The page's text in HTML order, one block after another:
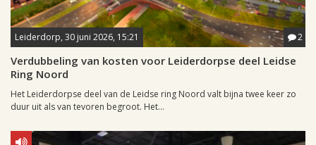
Leiderdorp, 30 juni 2026, 15:21 2
Verdubbeling van kosten voor Leiderdorpse deel Leidse
Ring Noord
Het Leiderdorpse deel van de Leidse ring Noord valt bijna twee keer zo
duur uit als van tevoren begroot. Het...